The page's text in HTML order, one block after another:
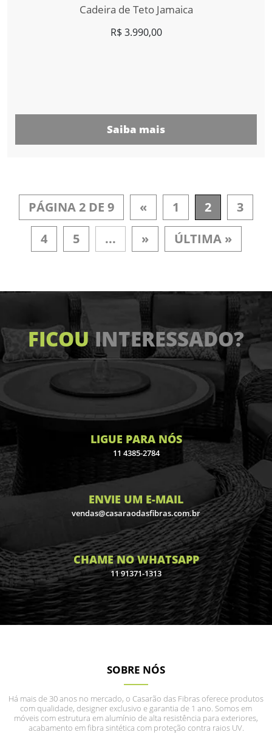
Cadeira de Teto Jamaica
R$ 3.990,00
Saiba mais
PÁGINA 2 DE 9 « 1 2
3
4
5 ... » ÚLTIMA »
FICOUINTERESSADO?
LIGUE PARA NÓS
11 4385-2784
ENVIE UM E-MAIL
vendas@casaraodasfibras.com.br
CHAME NO WHATSAPP
11 91371-1313
SOBRE NÓS
Há mais de 30 anos no mercado, o Casarão das Fibras oferece produtos
com qualidade, designer exclusivo e garantia de 1 ano. Somos em
móveis com estrutura em alumínio de alta resistência para exteriores,
acabamento em fibra sintética com proteção contra raios UV.